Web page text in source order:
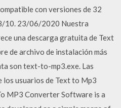
con versiones de 32
10. 23/06/2020 Nuestra
una descarga gratuita de Text
de archivo de instalación más
son text-to-mp3.exe. Las
los usuarios de Text to Mp3
MP3 Converter Software is a